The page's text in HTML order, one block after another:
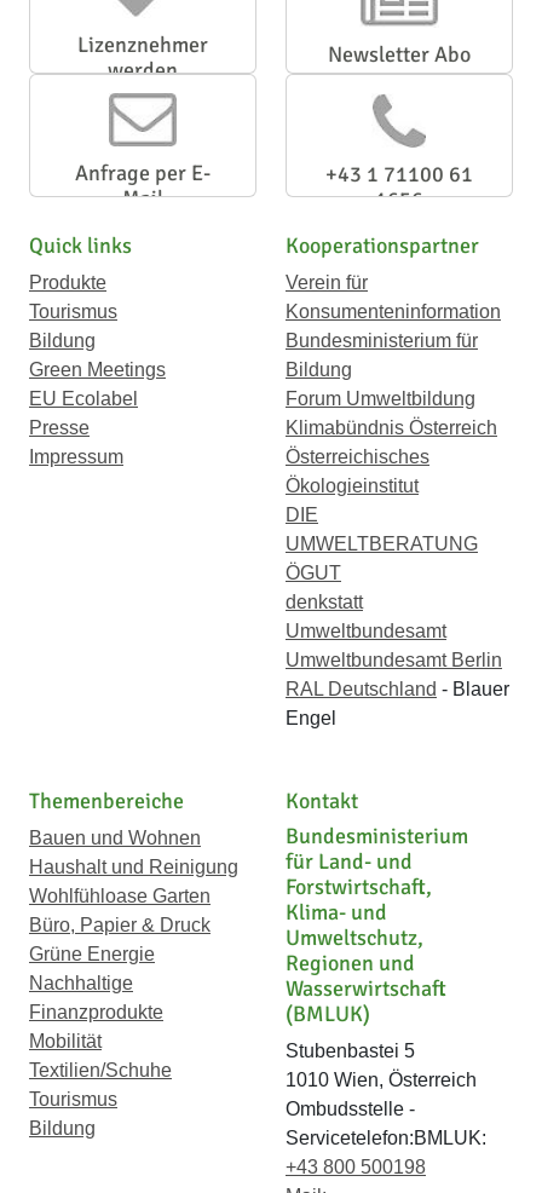
Lizenznehmer
werden
Newsletter Abo
Anfrage per E-
Mail
+43 1 71100 61
1656
Quick links
Produkte
Tourismus
Bildung
Green Meetings
EU Ecolabel
Presse
Impressum
Kooperationspartner
Verein für
Konsumenteninformation
Bundesministerium für
Bildung
Forum Umweltbildung
Klimabündnis Österreich
Österreichisches
Ökologieinstitut
DIE
UMWELTBERATUNG
ÖGUT
denkstatt
Umweltbundesamt
Umweltbundesamt Berlin
RAL Deutschland - Blauer
Engel
Themenbereiche
Bauen und Wohnen
Haushalt und Reinigung
Wohlfühloase Garten
Büro, Papier & Druck
Grüne Energie
Nachhaltige
Finanzprodukte
Mobilität
Textilien/Schuhe
Tourismus
Bildung
Kontakt
Bundesministerium
für Land- und
Forstwirtschaft,
Klima- und
Umweltschutz,
Regionen und
Wasserwirtschaft
(BMLUK)
Stubenbastei 5
1010 Wien, Österreich
Ombudsstelle -
Servicetelefon:BMLUK:
+43 800 500198